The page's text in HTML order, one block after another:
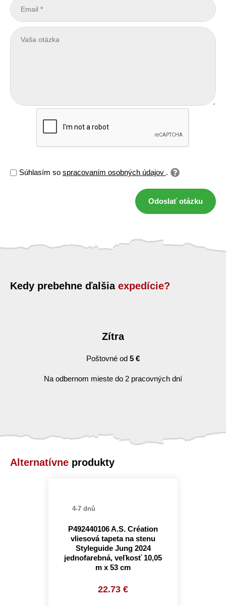
Súhlasím so spracovaním osobných údajov .
Odoslať otázku
Kedy prebehne ďalšia expedície?
Zítra
Poštovné od 5 €
Na odbernom mieste do 2 pracovných dní
Alternatívne produkty
4-7 dnů
P492440106 A.S. Création
vliesová tapeta na stenu
Styleguide Jung 2024
jednofarebná, veľkosť 10,05
m x 53 cm
22.73 €